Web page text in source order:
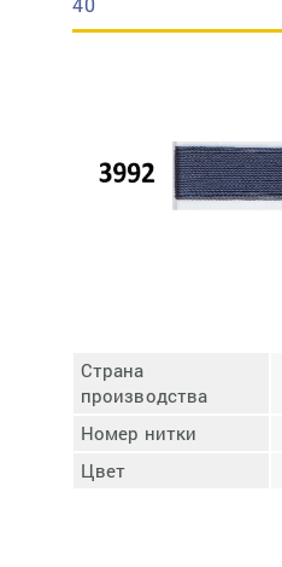
Страна
производства
Номер нитки
Цвет
Ваш вопрос: